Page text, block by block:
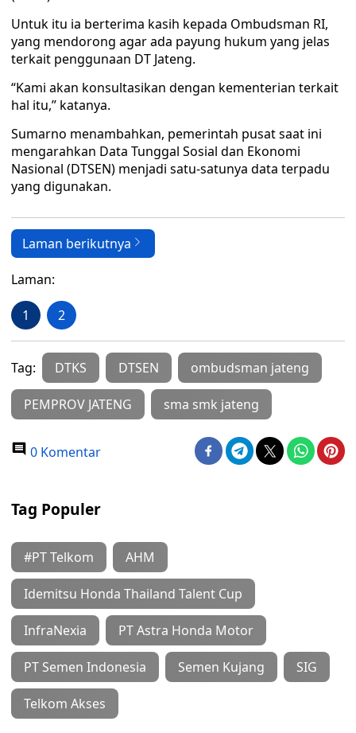
Untuk itu ia berterima kasih kepada Ombudsman RI,
yang mendorong agar ada payung hukum yang jelas
terkait penggunaan DT Jateng.
“Kami akan konsultasikan dengan kementerian terkait
hal itu,” katanya.
Sumarno menambahkan, pemerintah pusat saat ini
mengarahkan Data Tunggal Sosial dan Ekonomi
Nasional (DTSEN) menjadi satu-satunya data terpadu
yang digunakan.
Laman berikutnya
Laman:
1 2
Tag: DTKS DTSEN ombudsman jateng
PEMPROV JATENG sma smk jateng
0 Komentar
Tag Populer
#PT Telkom AHM
Idemitsu Honda Thailand Talent Cup
InfraNexia PT Astra Honda Motor
PT Semen Indonesia Semen Kujang SIG
Telkom Akses